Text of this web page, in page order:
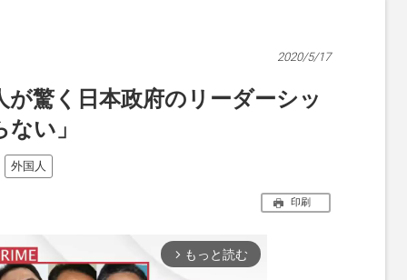
2020/5/17
驚く日本政府のリーダーシッ
い」
外国人
印刷
arrow_forward_ios もっと読む